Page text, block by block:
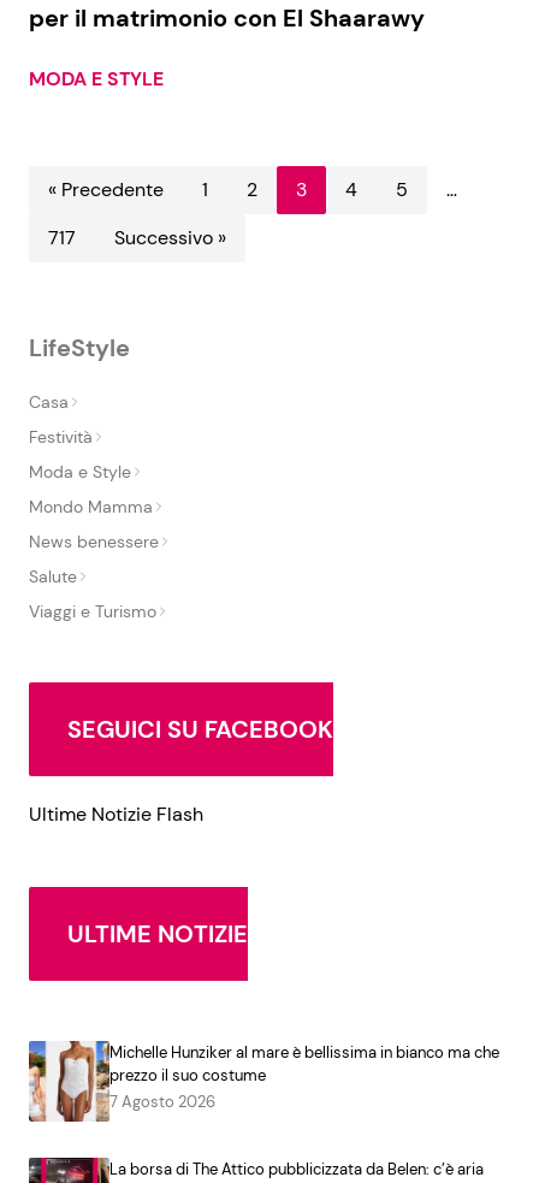
per il matrimonio con El Shaarawy
MODA E STYLE
« Precedente 1 2 3 4 5
…
717
Successivo »
LifeStyle
Casa
Festività
Moda e Style
Mondo Mamma
News benessere
Salute
Viaggi e Turismo
SEGUICI SU FACEBOOK
Ultime Notizie Flash
ULTIME NOTIZIE
Michelle Hunziker al mare è bellissima in bianco ma che
prezzo il suo costume
7 Agosto 2026
La borsa di The Attico pubblicizzata da Belen: c’è aria